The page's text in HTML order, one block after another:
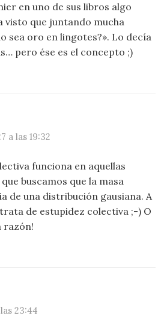
en uno de sus libros algo
visto que juntando mucha
sea oro en lingotes?». Lo decía
pero ése es el concepto ;)
a las 19:32
funciona en aquellas
buscamos que la masa
de una distribución gausiana. A
de estupidez colectiva ;-) O
razón!
23:44